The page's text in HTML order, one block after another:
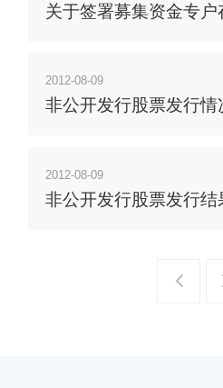
关于签署募集资金专户
2012-08-09
非公开发行股票发行情
2012-08-09
非公开发行股票发行结